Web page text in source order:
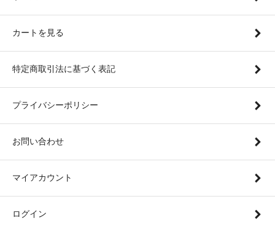
カートを見る
特定商取引法に基づく表記
プライバシーポリシー
お問い合わせ
マイアカウント
ログイン